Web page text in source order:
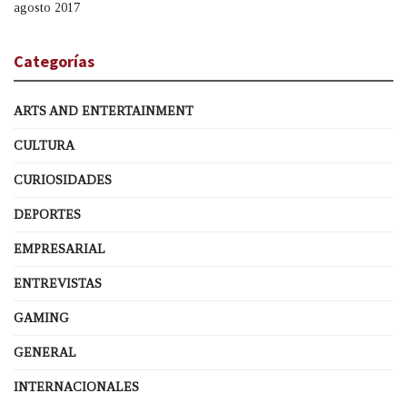
agosto 2017
Categorías
ARTS AND ENTERTAINMENT
CULTURA
CURIOSIDADES
DEPORTES
EMPRESARIAL
ENTREVISTAS
GAMING
GENERAL
INTERNACIONALES